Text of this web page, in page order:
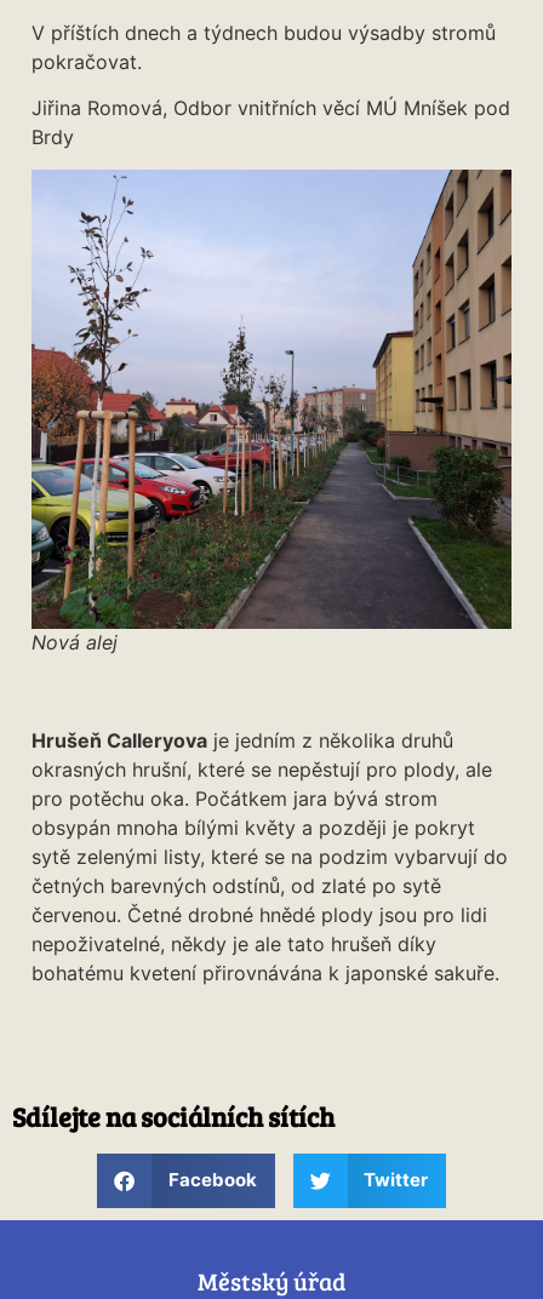
V příštích dnech a týdnech budou výsadby stromů
pokračovat.
Jiřina Romová, Odbor vnitřních věcí MÚ Mníšek pod
Brdy
Nová alej
Hrušeň Calleryova je jedním z několika druhů
okrasných hrušní, které se nepěstují pro plody, ale
pro potěchu oka. Počátkem jara bývá strom
obsypán mnoha bílými květy a později je pokryt
sytě zelenými listy, které se na podzim vybarvují do
četných barevných odstínů, od zlaté po sytě
červenou. Četné drobné hnědé plody jsou pro lidi
nepoživatelné, někdy je ale tato hrušeň díky
bohatému kvetení přirovnávána k japonské sakuře.
Sdílejte na sociálních sítích
Facebook Twitter
Městský úřad